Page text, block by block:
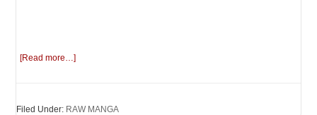
[Read more…]
Filed Under: RAW MANGA